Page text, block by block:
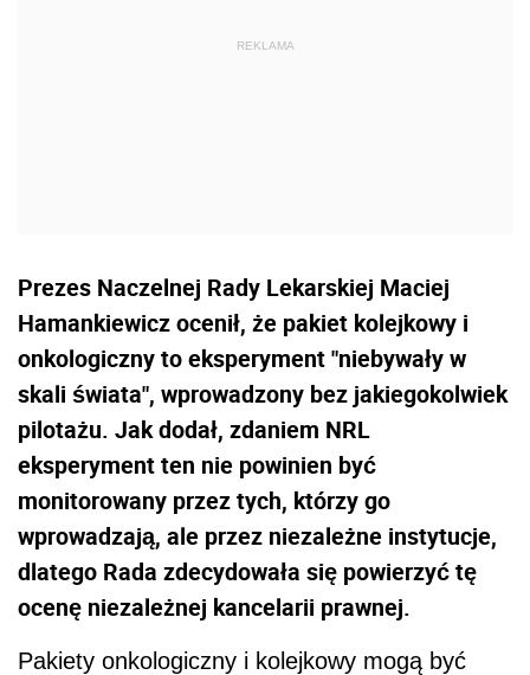
Prezes Naczelnej Rady Lekarskiej Maciej
Hamankiewicz ocenił, że pakiet kolejkowy i
onkologiczny to eksperyment "niebywały w
skali świata", wprowadzony bez jakiegokolwiek
pilotażu. Jak dodał, zdaniem NRL
eksperyment ten nie powinien być
monitorowany przez tych, którzy go
wprowadzają, ale przez niezależne instytucje,
dlatego Rada zdecydowała się powierzyć tę
ocenę niezależnej kancelarii prawnej.
Pakiety onkologiczny i kolejkowy mogą być